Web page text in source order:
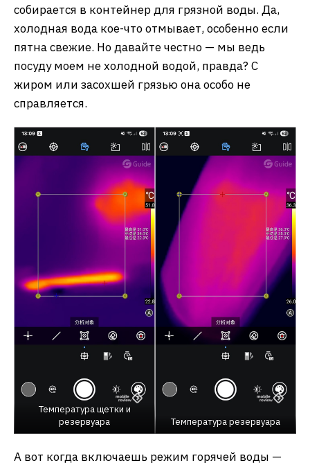
собирается в контейнер для грязной воды. Да,
холодная вода кое-что отмывает, особенно если
пятна свежие. Но давайте честно — мы ведь
посуду моем не холодной водой, правда? С
жиром или засохшей грязью она особо не
справляется.
Температура щетки и
резервуара
Температура резервуара
А вот когда включаешь режим горячей воды —